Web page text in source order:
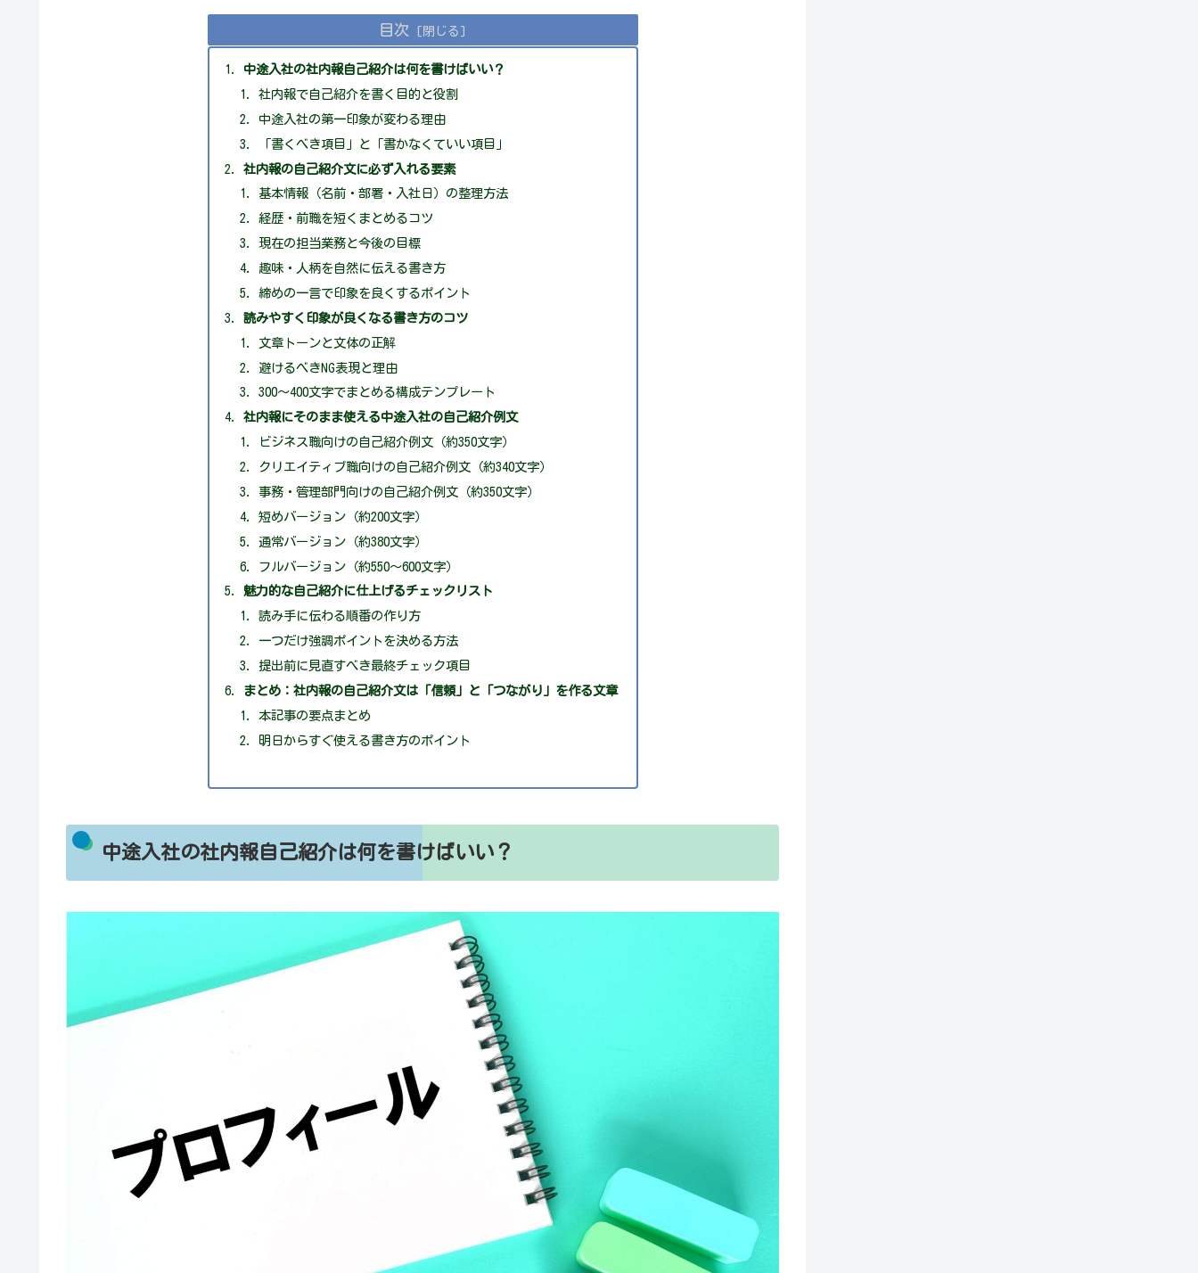
目次
中途入社の社内報自己紹介は何を書けばいい？
社内報で自己紹介を書く目的と役割
中途入社の第一印象が変わる理由
「書くべき項目」と「書かなくていい項目」
社内報の自己紹介文に必ず入れる要素
基本情報（名前・部署・入社日）の整理方法
経歴・前職を短くまとめるコツ
現在の担当業務と今後の目標
趣味・人柄を自然に伝える書き方
締めの一言で印象を良くするポイント
読みやすく印象が良くなる書き方のコツ
文章トーンと文体の正解
避けるべきNG表現と理由
300〜400文字でまとめる構成テンプレート
社内報にそのまま使える中途入社の自己紹介例文
ビジネス職向けの自己紹介例文（約350文字）
クリエイティブ職向けの自己紹介例文（約340文字）
事務・管理部門向けの自己紹介例文（約350文字）
短めバージョン（約200文字）
通常バージョン（約380文字）
フルバージョン（約550〜600文字）
魅力的な自己紹介に仕上げるチェックリスト
読み手に伝わる順番の作り方
一つだけ強調ポイントを決める方法
提出前に見直すべき最終チェック項目
まとめ：社内報の自己紹介文は「信頼」と「つながり」を作る文章
本記事の要点まとめ
明日からすぐ使える書き方のポイント
中途入社の社内報自己紹介は何を書けばいい？